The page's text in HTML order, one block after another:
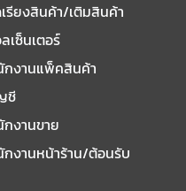
รียงสินค้า/เติมสินค้า
เซ็นเตอร์
กงานแพ็คสินค้า
ชี
งานขาย
งานหน้าร้าน/ต้อนรับ